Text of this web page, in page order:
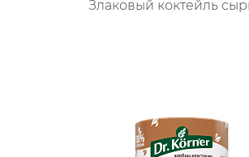
Злаковый коктейль